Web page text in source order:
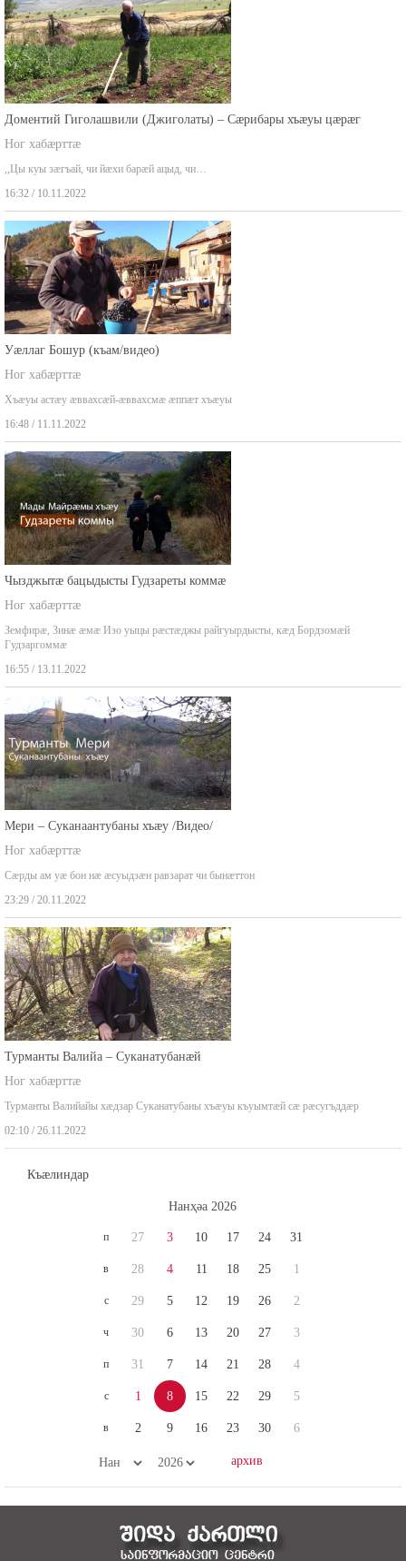
Доментий Гиголашвили (Джиголаты) – Сæрибары хъæуы цæрæг
Ног хабæрттæ
,,Цы куы зæгъай, чи йæхи барæй ацыд, чи…
16:32 / 10.11.2022
Уæллаг Бошур (къам/видео)
Ног хабæрттæ
Хъæуы астæу æввахсæй-æввахсмæ æппæт хъæуы
16:48 / 11.11.2022
Чызджытæ бацыдысты Гудзареты коммæ
Ног хабæрттæ
Земфирæ, Зинæ æмæ Изо уыцы рæстæджы райгуырдысты, кæд Бордзомæй
Гудзаргоммæ
16:55 / 13.11.2022
Мери – Суканаантубаны хъæу /Видео/
Ног хабæрттæ
Сæрды ам уæ бон нæ æсуыдзæн равзарат чи бынæттон
23:29 / 20.11.2022
Турманты Валийа – Суканатубанæй
Ног хабæрттæ
Турманты Валийайы хæдзар Суканатубаны хъæуы къуымтæй сæ рæсугъддæр
02:10 / 26.11.2022
Къæлиндар
Нaнҳәa 2026
п
в
с
ч
п
с
в
27
28
29
30
31
1
2
3
4
5
6
7
8
9
10
11
12
13
14
15
16
17
18
19
20
21
22
23
24
25
26
27
28
29
30
31
1
2
3
4
5
6